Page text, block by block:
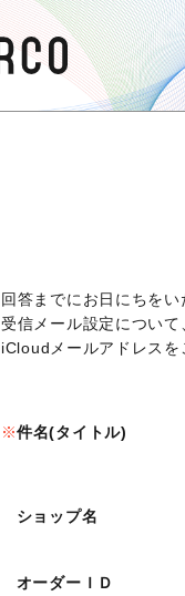
回答までにお日にちをい
受信メール設定について
iCloudメールアドレス
件名(タイトル)
ショップ名
オーダーＩＤ